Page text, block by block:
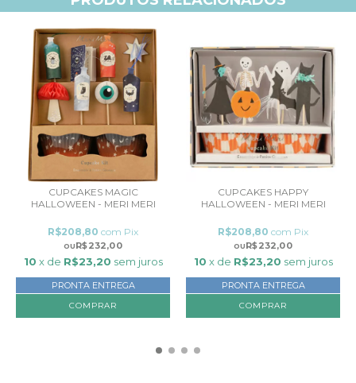
CUPCAKES MAGIC
HALLOWEEN - MERI MERI
R$232,00
R$208,80 com Pix
10 x de R$23,20 sem juros
PRONTA ENTREGA
CUPCAKES HAPPY
HALLOWEEN - MERI MERI
R$232,00
R$208,80 com Pix
10 x de R$23,20 sem juros
PRONTA ENTREGA